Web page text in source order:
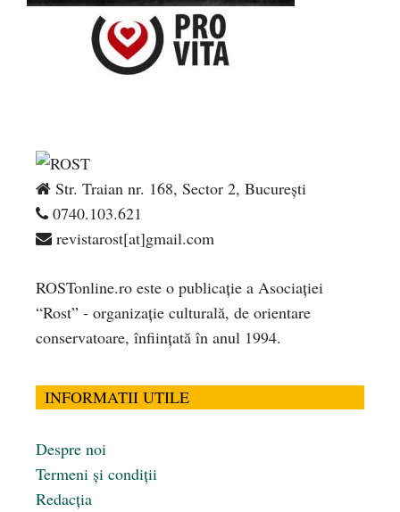
Str. Traian nr. 168, Sector 2, București
0740.103.621
revistarost[at]gmail.com
ROSTonline.ro este o publicaţie a Asociaţiei
“Rost” - organizaţie culturală, de orientare
conservatoare, înfiinţată în anul 1994.
INFORMATII UTILE
Despre noi
Termeni și condiții
Redacția